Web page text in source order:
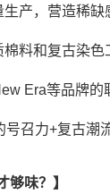
产，营造稀缺
棉料和复古染
Era等品牌的
号召力+复古潮
够味？】